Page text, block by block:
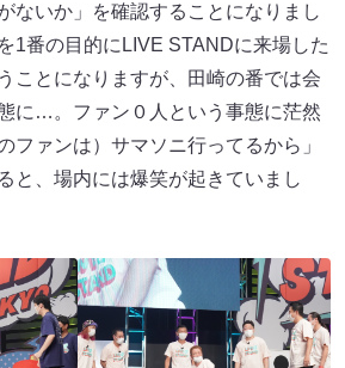
ないか」を確認することになりまし
1番の目的にLIVE STANDに来場した
ことになりますが、田崎の番では会
に…。ファン０人という事態に茫然
ファンは）サマソニ行ってるから」
と、場内には爆笑が起きていまし